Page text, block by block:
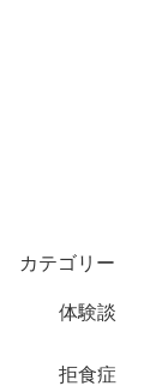
カテゴリー
体験談
拒食症